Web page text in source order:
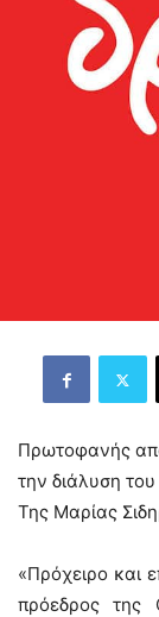
Πρωτοφανής
την διάλυση
Της Μαρίας
«Πρόχειρο και
πρόεδρος της